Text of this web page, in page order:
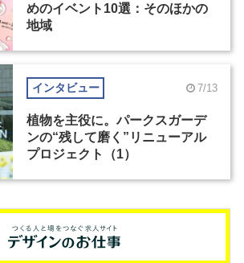
めのイベント10選：そのほかの
地域
インタビュー 7/13
植物を主役に。パークスガーデ
ンの“残して磨く”リニューアル
プロジェクト（1）